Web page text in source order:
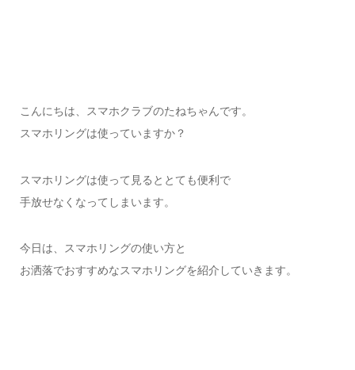
こんにちは、スマホクラブのたねちゃんです。
スマホリングは使っていますか？
スマホリングは使って見るととても便利で
手放せなくなってしまいます。
今日は、スマホリングの使い方と
お洒落でおすすめなスマホリングを紹介していきます。